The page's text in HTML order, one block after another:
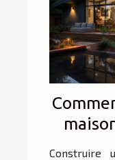
Construire